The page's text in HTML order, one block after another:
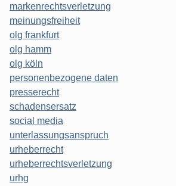
markenrechtsverletzung
meinungsfreiheit
olg frankfurt
olg hamm
olg köln
personenbezogene daten
presserecht
schadensersatz
social media
unterlassungsanspruch
urheberrecht
urheberrechtsverletzung
urhg